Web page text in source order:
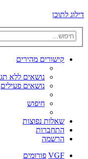
דילוג לתוכן
קישורים מהירים
נושאים ללא
נושאים פעילים
חיפוש
שאלות נפוצות
התחברות
הרשמה
VGF פורומים